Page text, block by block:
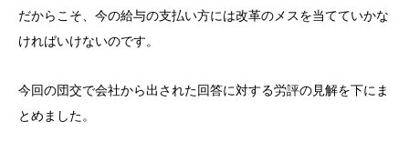
だからこそ、今の給与の支払い方には改革のメスを当てていかな
ければいけないのです。
今回の団交で会社から出された回答に対する労評の見解を下にま
とめました。